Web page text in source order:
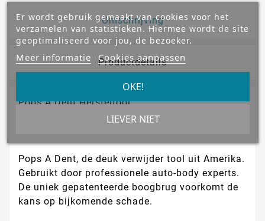
Omschrijving
Productdetails
Pops A Dent Hersteltool
Bespaar veel geld op een deuk reparatie van uw
Pops A Dent, de deuk verwijder tool uit Amerika.
Gebruikt door professionele auto-body experts.
De uniek gepatenteerde boogbrug voorkomt de
kans op bijkomende schade.
Er wordt gebruik gemaakt van cookies voor het
verzamelen van statistieken. Hiermee wordt de site
geoptimaliseerd voor jou, de bezoeker.
Meer informatie Cookies aanpassen
LIEVER NIET
OKE!